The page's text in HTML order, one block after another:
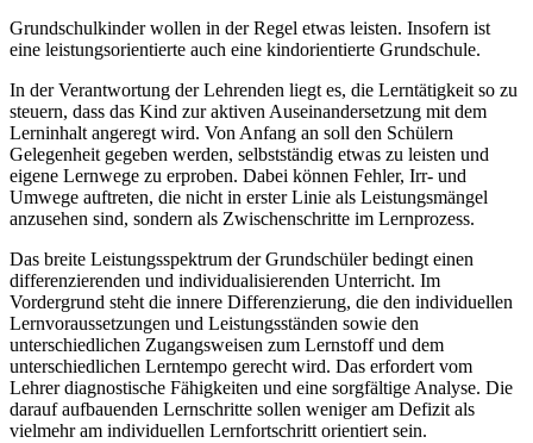
Grundschulkinder wollen in der Regel etwas leisten. Insofern ist
eine leistungsorientierte auch eine kindorientierte Grundschule.
In der Verantwortung der Lehrenden liegt es, die Lerntätigkeit so zu
steuern, dass das Kind zur aktiven Auseinandersetzung mit dem
Lerninhalt angeregt wird. Von Anfang an soll den Schülern
Gelegenheit gegeben werden, selbstständig etwas zu leisten und
eigene Lernwege zu erproben. Dabei können Fehler, Irr- und
Umwege auftreten, die nicht in erster Linie als Leistungsmängel
anzusehen sind, sondern als Zwischenschritte im Lernprozess.
Das breite Leistungsspektrum der Grundschüler bedingt einen
differenzierenden und individualisierenden Unterricht. Im
Vordergrund steht die innere Differenzierung, die den individuellen
Lernvoraussetzungen und Leistungsständen sowie den
unterschiedlichen Zugangsweisen zum Lernstoff und dem
unterschiedlichen Lerntempo gerecht wird. Das erfordert vom
Lehrer diagnostische Fähigkeiten und eine sorgfältige Analyse. Die
darauf aufbauenden Lernschritte sollen weniger am Defizit als
vielmehr am individuellen Lernfortschritt orientiert sein.